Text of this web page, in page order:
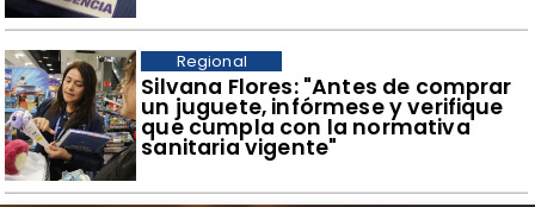
​Silvana Flores: "Antes de comprar
un juguete, infórmese y verifique
que cumpla con la normativa
sanitaria vigente"
Regional